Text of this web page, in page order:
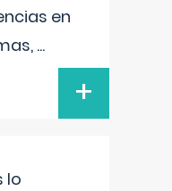
en
...
+
lo